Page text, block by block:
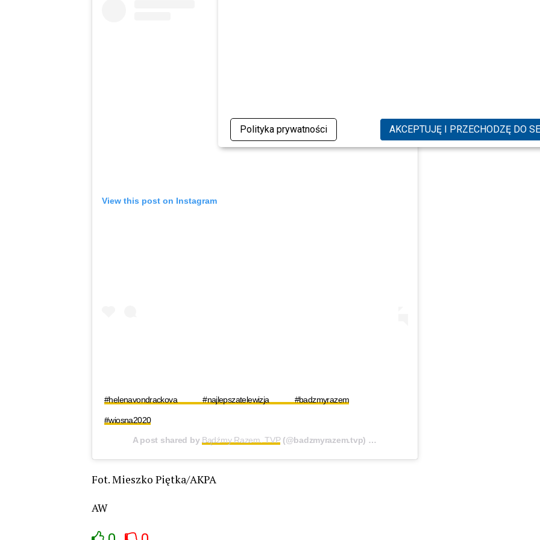
Polityka prywatności AKCEPTUJĘ I PRZECHODZĘ DO
View this post on Instagram
#helenavondrackova #najlepszatelewizja #badzmyrazem
#wiosna2020
A post shared byBądźmy Razem. TVP(@badzmyrazem.tvp) on
Fot. Mieszko Piętka/AKPA
AW